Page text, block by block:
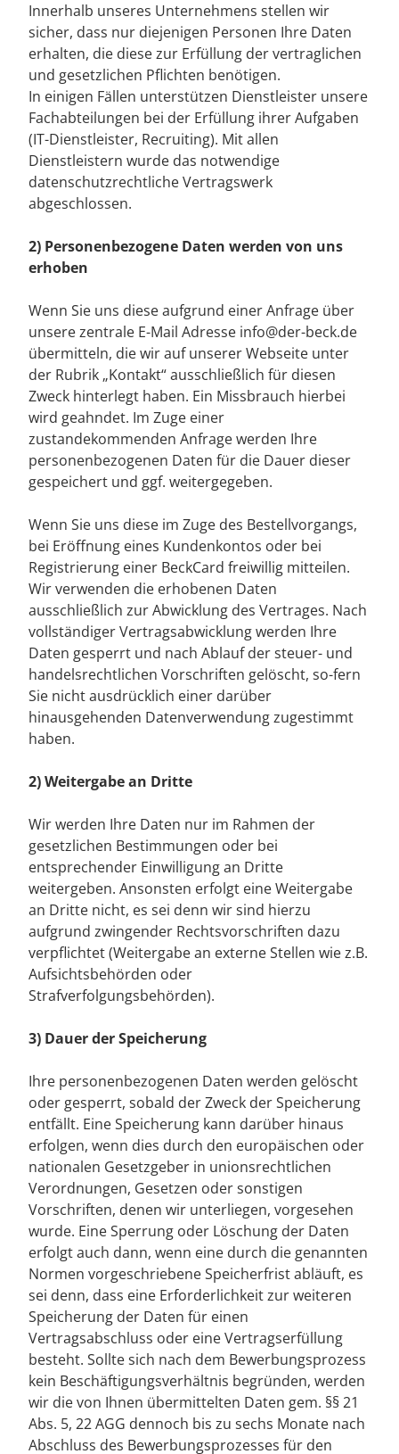
Innerhalb unseres Unternehmens stellen wir
sicher, dass nur diejenigen Personen Ihre Daten
erhalten, die diese zur Erfüllung der vertraglichen
und gesetzlichen Pflichten benötigen.
In einigen Fällen unterstützen Dienstleister unsere
Fachabteilungen bei der Erfüllung ihrer Aufgaben
(IT-Dienstleister, Recruiting). Mit allen
Dienstleistern wurde das notwendige
datenschutzrechtliche Vertragswerk
abgeschlossen.
2) Personenbezogene Daten werden von uns
erhoben
Wenn Sie uns diese aufgrund einer Anfrage über
unsere zentrale E-Mail Adresse info@der-beck.de
übermitteln, die wir auf unserer Webseite unter
der Rubrik „Kontakt“ ausschließlich für diesen
Zweck hinterlegt haben. Ein Missbrauch hierbei
wird geahndet. Im Zuge einer
zustandekommenden Anfrage werden Ihre
personenbezogenen Daten für die Dauer dieser
gespeichert und ggf. weitergegeben.
Wenn Sie uns diese im Zuge des Bestellvorgangs,
bei Eröffnung eines Kundenkontos oder bei
Registrierung einer BeckCard freiwillig mitteilen.
Wir verwenden die erhobenen Daten
ausschließlich zur Abwicklung des Vertrages. Nach
vollständiger Vertragsabwicklung werden Ihre
Daten gesperrt und nach Ablauf der steuer- und
handelsrechtlichen Vorschriften gelöscht, so-fern
Sie nicht ausdrücklich einer darüber
hinausgehenden Datenverwendung zugestimmt
haben.
2) Weitergabe an Dritte
Wir werden Ihre Daten nur im Rahmen der
gesetzlichen Bestimmungen oder bei
entsprechender Einwilligung an Dritte
weitergeben. Ansonsten erfolgt eine Weitergabe
an Dritte nicht, es sei denn wir sind hierzu
aufgrund zwingender Rechtsvorschriften dazu
verpflichtet (Weitergabe an externe Stellen wie z.B.
Aufsichtsbehörden oder
Strafverfolgungsbehörden).
3) Dauer der Speicherung
Ihre personenbezogenen Daten werden gelöscht
oder gesperrt, sobald der Zweck der Speicherung
entfällt. Eine Speicherung kann darüber hinaus
erfolgen, wenn dies durch den europäischen oder
nationalen Gesetzgeber in unionsrechtlichen
Verordnungen, Gesetzen oder sonstigen
Vorschriften, denen wir unterliegen, vorgesehen
wurde. Eine Sperrung oder Löschung der Daten
erfolgt auch dann, wenn eine durch die genannten
Normen vorgeschriebene Speicherfrist abläuft, es
sei denn, dass eine Erforderlichkeit zur weiteren
Speicherung der Daten für einen
Vertragsabschluss oder eine Vertragserfüllung
besteht. Sollte sich nach dem Bewerbungsprozess
kein Beschäftigungsverhältnis begründen, werden
wir die von Ihnen übermittelten Daten gem. §§ 21
Abs. 5, 22 AGG dennoch bis zu sechs Monate nach
Abschluss des Bewerbungsprozesses für den